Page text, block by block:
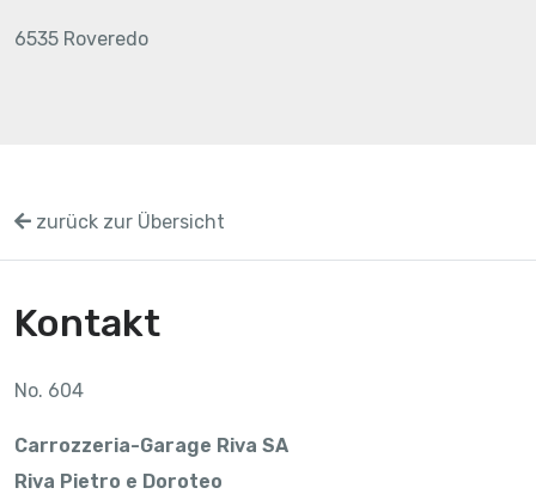
6535 Roveredo
zurück zur Übersicht
Kontakt
No. 604
Carrozzeria-Garage Riva SA
Riva Pietro e Doroteo